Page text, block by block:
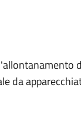
da